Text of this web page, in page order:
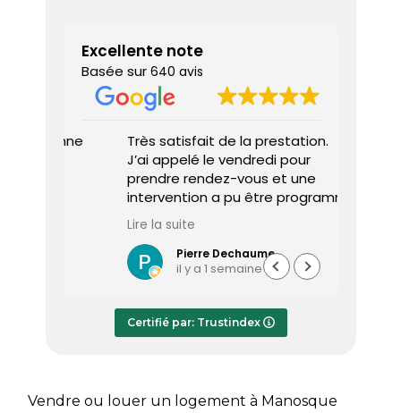
Excellente note
Basée sur 640 avis
Très satisfait de la prestation.
J’ai appelé le vendredi pour
prendre rendez-vous et une
intervention a pu être programmée
dès le lundi matin.
Le diagnostiqueur est arrivé à
l’heure, a été très professionnel,
efficace et a pris le temps de
Le rapport de diagnostic m’a été
transmis dès le lundi soir, ce qui est
Lire la suite
Pierre Dechaume
il y a 1 semaine
Certifié par: Trustindex
Vendre ou louer un logement à Manosque